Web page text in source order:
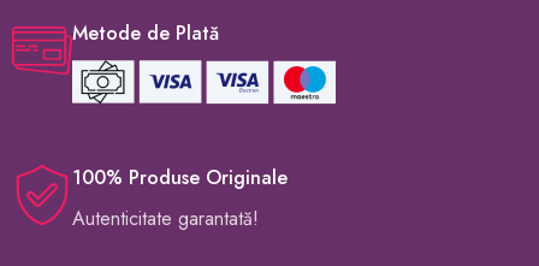
Metode de Plată
100% Produse Originale
Autenticitate garantată!